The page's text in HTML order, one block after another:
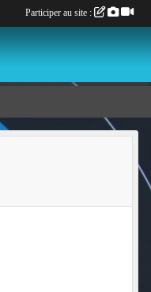
Participer au site :